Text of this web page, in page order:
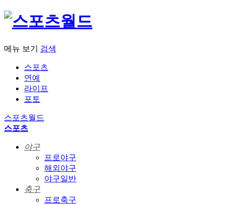
메뉴 보기 검색
스포츠
연예
라이프
포토
스포츠월드
스포츠
야구
프로야구
해외야구
야구일반
축구
프로축구